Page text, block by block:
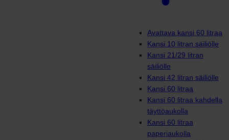
Avattava kansi 60 litraa
Kansi 10 litran säiliölle
Kansi 21/29 litran
säiliölle
Kansi 42 litran säiliölle
Kansi 60 litraa
Kansi 60 litraa kahdella
täyttöaukolla
Kansi 60 litraa
paperiaukolla